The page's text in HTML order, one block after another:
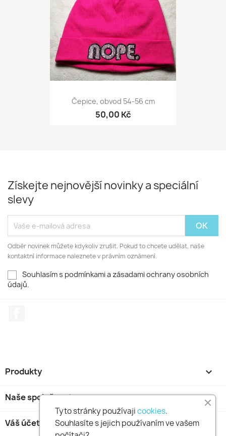
Čepice, obvod 54-56 cm
50,00 Kč
Získejte nejnovější novinky a speciální
slevy
Odběr novinek můžete kdykoliv zrušit. Pokud to chcete udělat, naše
kontaktní informace naleznete v právním oznámení.
Souhlasím s podmínkami a zásadami ochrany osobních
údajů.
Produkty 
Naše společnost 
Váš účet
Tyto stránky používajicookies.
Souhlasíte s jejich používaním ve vašem